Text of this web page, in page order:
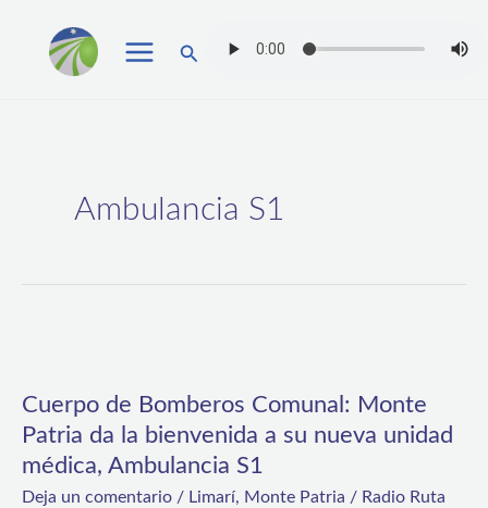
Buscar
Ambulancia S1
Cuerpo de Bomberos Comunal: Monte
Patria da la bienvenida a su nueva unidad
médica, Ambulancia S1
Deja un comentario / Limarí, Monte Patria / Radio Ruta
Bomberos